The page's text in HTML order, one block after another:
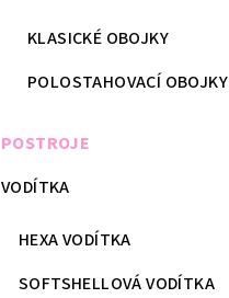
KLASICKÉ OBOJKY
POLOSTAHOVACÍ OBOJKY
POSTROJE
VODÍTKA
HEXA VODÍTKA
SOFTSHELLOVÁ VODÍTKA